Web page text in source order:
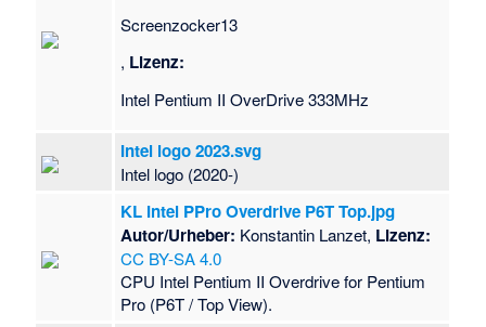
Screenzocker13
, Lizenz:
Intel Pentium II OverDrive 333MHz
Intel logo 2023.svg
Intel logo (2020-)
KL Intel PPro Overdrive P6T Top.jpg
Autor/Urheber: Konstantin Lanzet, Lizenz:
CC BY-SA 4.0
CPU Intel Pentium II Overdrive for Pentium
Pro (P6T / Top View).